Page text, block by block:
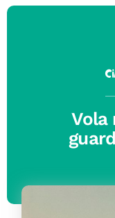
Vola